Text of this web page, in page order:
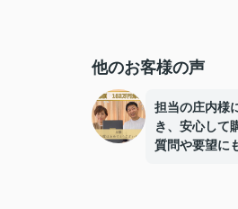
他のお客様の声
担当の庄内様
き、安心して
質問や要望に